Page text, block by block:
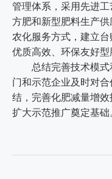
管理体系，采用先进
方肥和新型肥料生产
农化服务方式，建立
优质高效、环保友好型
总结完善技术模式
门和示范企业及时对
结，完善化肥减量增
扩大示范推广奠定基础